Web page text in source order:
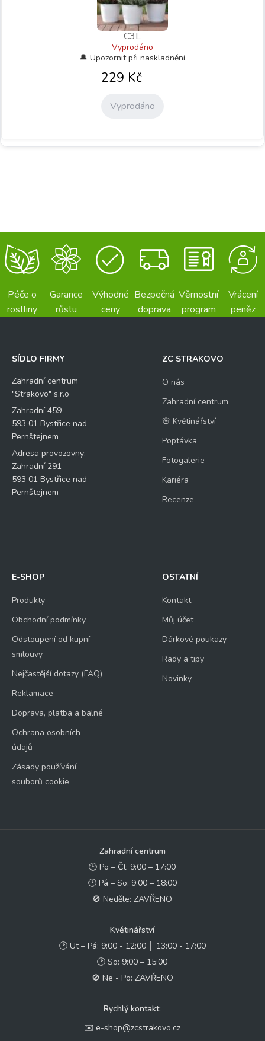
C3L
Vyprodáno
229 Kč
Vyprodáno
Péče o
rostliny
Garance
růstu
Výhodné
ceny
Bezpečná
doprava
Věrnostní
program
Vrácení
peněz
SÍDLO FIRMY
Zahradní centrum
"Strakovo" s.r.o
Zahradní 459
593 01 Bystřice nad
Pernštejnem
Adresa provozovny:
Zahradní 291
593 01 Bystřice nad
Pernštejnem
ZC STRAKOVO
O nás
Zahradní centrum
🌸 Květinářství
Poptávka
Fotogalerie
Kariéra
Recenze
E-SHOP
Produkty
Obchodní podmínky
Odstoupení od kupní
smlouvy
Nejčastější dotazy (FAQ)
Reklamace
Doprava, platba a balné
Ochrana osobních
údajů
Zásady používání
souborů cookie
OSTATNÍ
Kontakt
Můj účet
Dárkové poukazy
Rady a tipy
Novinky
Zahradní centrum
🕑 Po – Čt: 9:00 – 17:00
🕑 Pá – So: 9:00 – 18:00
🚫 Neděle: ZAVŘENO
Květinářství
🕑 Ut – Pá: 9:00 - 12:00 │ 13:00 - 17:00
🕑 So: 9:00 – 15:00
🚫 Ne - Po: ZAVŘENO
Rychlý kontakt:
✉️ e-shop@zcstrakovo.cz